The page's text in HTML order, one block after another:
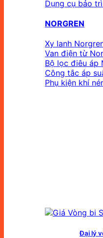
Dụng cụ bảo trì
NORGREN
Xy lanh
Van điện từ
Bộ lọc điêu áp
Công tắc áp
Phụ kiện khí
Đại lý